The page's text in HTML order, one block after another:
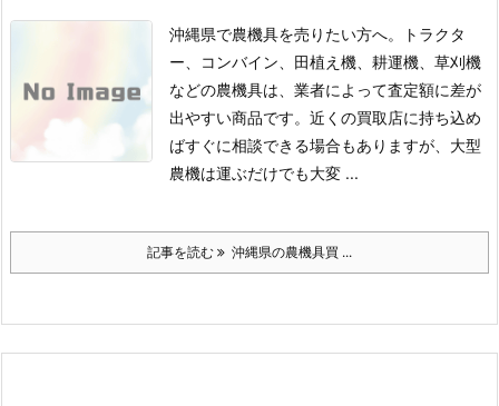
沖縄県で農機具を売りたい方へ。トラクタ
ー、コンバイン、田植え機、耕運機、草刈機
などの農機具は、業者によって査定額に差が
出やすい商品です。 近くの買取店に持ち込め
ばすぐに相談できる場合もありますが、大型
農機は運ぶだけでも大変 ...
記事を読む 沖縄県の農機具買 ...